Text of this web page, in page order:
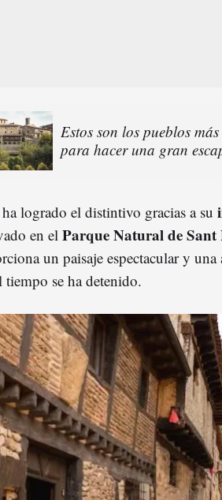
Estos son los pueblos
para hacer una gran
logrado el distintivo gracias a su
en el Parque Natural de
un paisaje espectacular y
tiempo se ha detenido.